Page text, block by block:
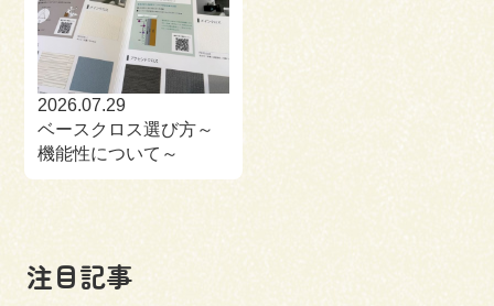
2026.07.29
ベースクロス選び方～
機能性について～
注目記事